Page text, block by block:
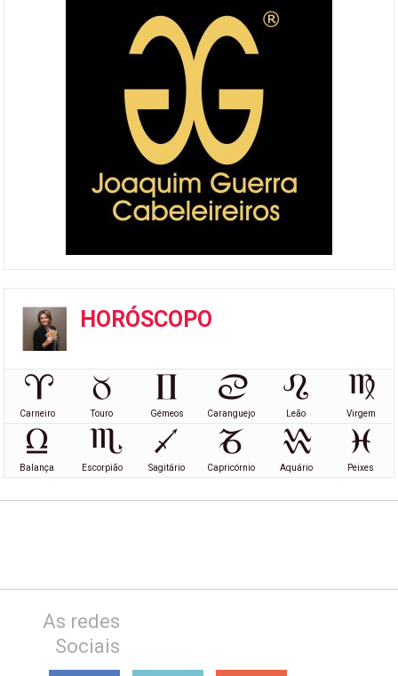
HORÓSCOPO
Carneiro Touro Gémeos Caranguejo Leão Virgem
Balança Escorpião Sagitário Capricórnio Aquário Peixes
As redes
Sociais